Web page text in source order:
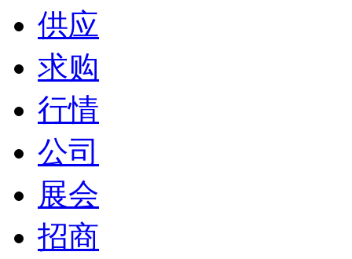
供应
求购
行情
公司
展会
招商